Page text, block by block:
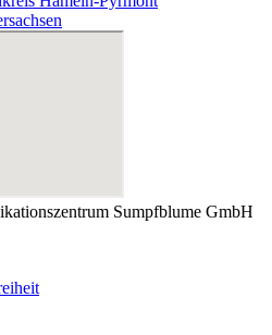
Sumpfblume GmbH